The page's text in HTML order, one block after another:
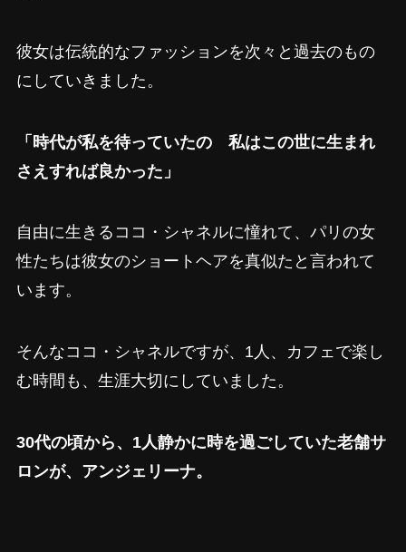
彼女は伝統的なファッションを次々と過去のもの
にしていきました。
「時代が私を待っていたの 私はこの世に生まれ
さえすれば良かった」
自由に生きるココ・シャネルに憧れて、パリの女
性たちは彼女のショートヘアを真似たと言われて
います。
そんなココ・シャネルですが、1人、カフェで楽し
む時間も、生涯大切にしていました。
30代の頃から、1人静かに時を過ごしていた老舗サ
ロンが、アンジェリーナ。